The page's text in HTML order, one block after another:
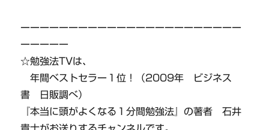
ーーーーーーーーーーーーーーーーーーーーーーー
ーーーーー
☆勉強法TVは、
年間ベストセラー１位！（2009年 ビジネス
書 日販調べ）
『本当に頭がよくなる１分間勉強法』の著者 石井